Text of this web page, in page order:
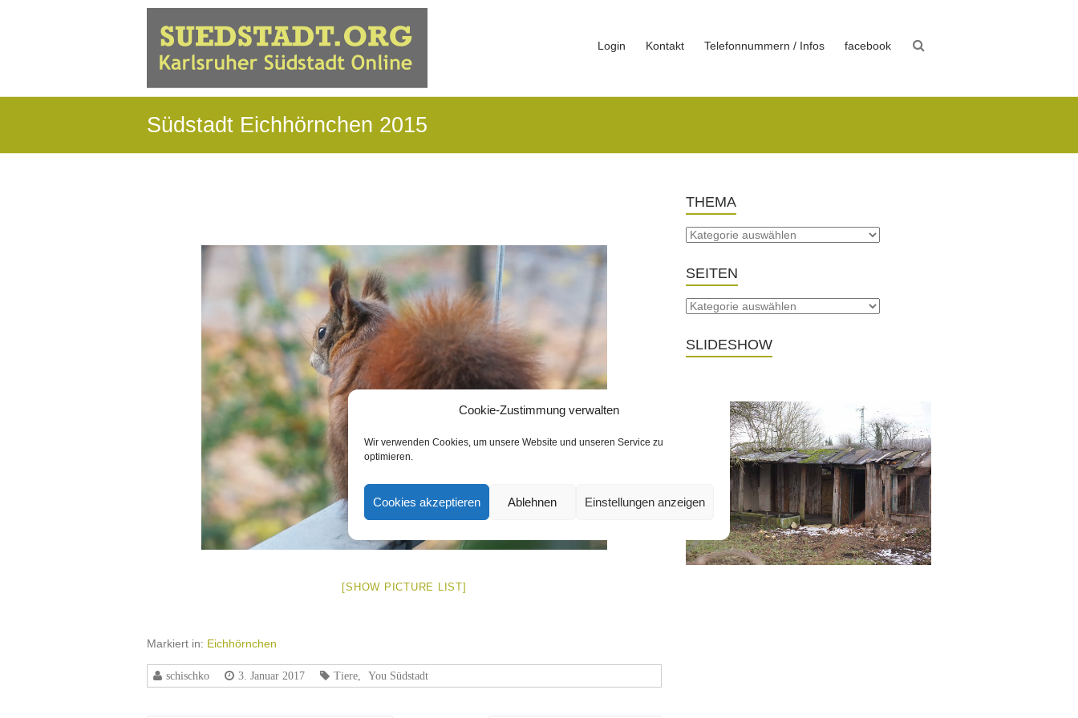
Cookie-Zustimmung verwalten
Wir verwenden Cookies, um unsere Website und unseren Service zu
optimieren.
Cookies akzeptieren Ablehnen Einstellungen anzeigen
Login Kontakt Telefonnummern / Infos facebook
Südstadt Eichhörnchen 2015
[SHOW PICTURE LIST]
Markiert in: Eichhörnchen
schischko 3. Januar 2017 Tiere You Südstadt
THEMA
SEITEN
SLIDESHOW